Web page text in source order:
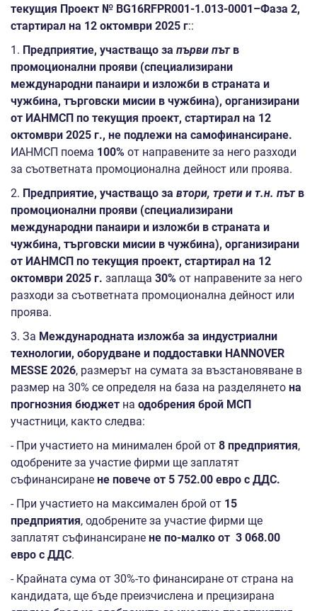
текущия Проект № BG16RFPR001-1.013-0001 –Фаза 2,
стартирал на 12 октомври 2025 г::
1. Предприятие, участващо за първи път в
промоционални прояви (специализирани
международни панаири и изложби в страната и
чужбина, търговски мисии в чужбина), организирани
от ИАНМСП по текущия проект, стартирал на 12
октомври 2025 г., не подлежи на самофинансиране.
ИАНМСП поема 100% от направените за него разходи
за съответната промоционална дейност или проява.
2. Предприятие, участващо за втори, трети и т.н. пътв
промоционални прояви (специализирани
международни панаири и изложби в страната и
чужбина, търговски мисии в чужбина), организирани
от ИАНМСП по текущия проект, стартирал на 12
октомври 2025 г. заплаща 30% от направените за него
разходи за съответната промоционална дейност или
проява.
3. За Международната изложба за индустриални
технологии, оборудване и поддоставки HANNOVER
MESSE 2026, размерът на сумата за възстановяване в
размер на 30% се определя на база на разделянето на
прогнозния бюджет на одобрения брой МСП
участници, както следва:
- При участието на минимален брой от 8 предприятия,
одобрените за участие фирми ще заплатят
съфинансиране не повече от 5 752.00 евро с ДДС.
- При участието на максимален брой от 15
предприятия, одобрените за участие фирми ще
заплатят съфинансиране не по-малко от 3 068.00
евро с ДДС.
- Крайната сума от 30%-то финансиране от страна на
кандидата, ще бъде преизчислена и прецизирана